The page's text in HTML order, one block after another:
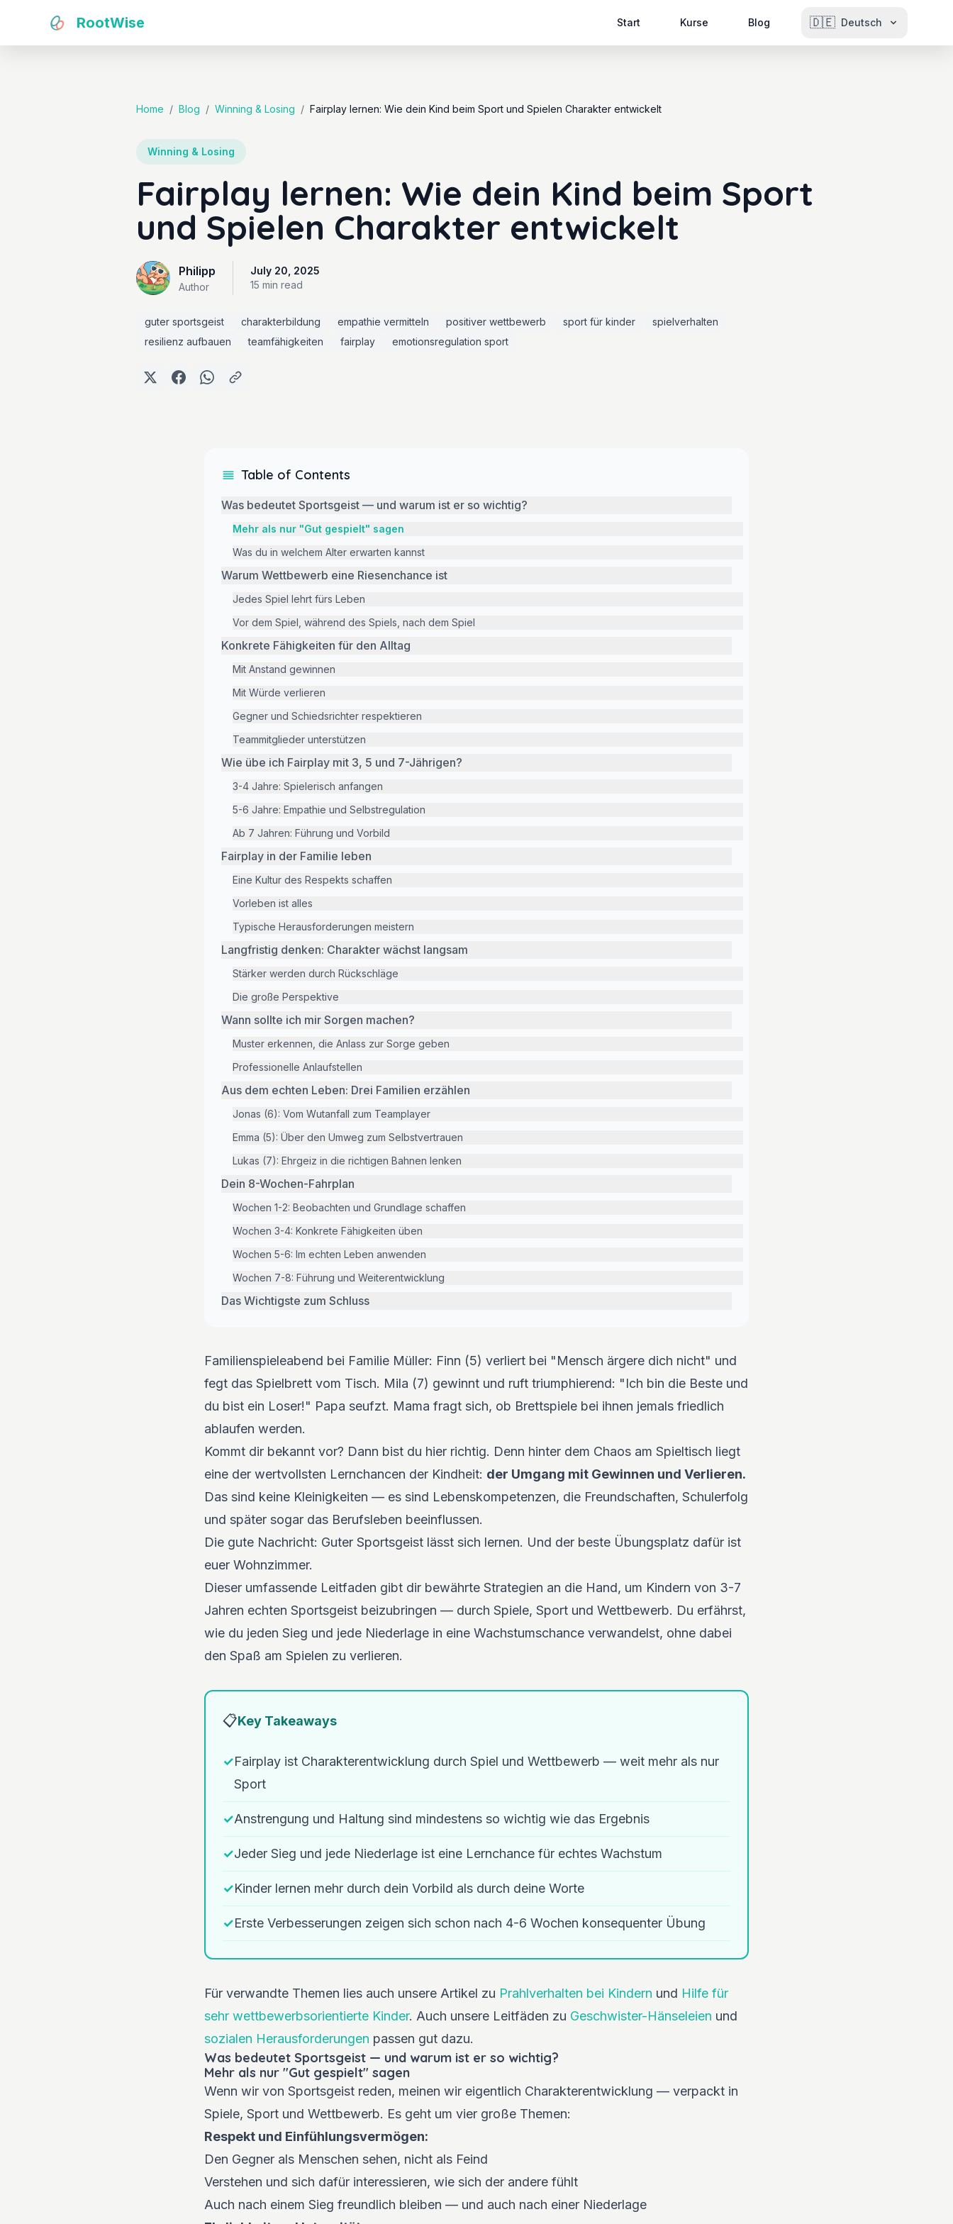
RootWise Start Kurse Blog 🇩🇪 Deutsch
Home / Blog / Winning & Losing / Fairplay lernen: Wie dein Kind beim Sport und Spielen Charakter entwickelt
Winning & Losing
Fairplay lernen: Wie dein Kind beim Sport
und Spielen Charakter entwickelt
Philipp
Author
July 20, 2025
15 min read
guter sportsgeist charakterbildung empathie vermitteln positiver wettbewerb sport für kinder
spielverhalten
resilienz aufbauen
teamfähigkeiten fairplay emotionsregulation sport
Table of Contents
Was bedeutet Sportsgeist — und warum ist er so wichtig?
Mehr als nur "Gut gespielt" sagen
Was du in welchem Alter erwarten kannst
Warum Wettbewerb eine Riesenchance ist
Jedes Spiel lehrt fürs Leben
Vor dem Spiel, während des Spiels, nach dem Spiel
Konkrete Fähigkeiten für den Alltag
Mit Anstand gewinnen
Mit Würde verlieren
Gegner und Schiedsrichter respektieren
Teammitglieder unterstützen
Wie übe ich Fairplay mit 3, 5 und 7-Jährigen?
3-4 Jahre: Spielerisch anfangen
5-6 Jahre: Empathie und Selbstregulation
Ab 7 Jahren: Führung und Vorbild
Fairplay in der Familie leben
Eine Kultur des Respekts schaffen
Vorleben ist alles
Typische Herausforderungen meistern
Langfristig denken: Charakter wächst langsam
Stärker werden durch Rückschläge
Die große Perspektive
Wann sollte ich mir Sorgen machen?
Muster erkennen, die Anlass zur Sorge geben
Professionelle Anlaufstellen
Aus dem echten Leben: Drei Familien erzählen
Jonas (6): Vom Wutanfall zum Teamplayer
Emma (5): Über den Umweg zum Selbstvertrauen
Lukas (7): Ehrgeiz in die richtigen Bahnen lenken
Dein 8-Wochen-Fahrplan
Wochen 1-2: Beobachten und Grundlage schaffen
Wochen 3-4: Konkrete Fähigkeiten üben
Wochen 5-6: Im echten Leben anwenden
Wochen 7-8: Führung und Weiterentwicklung
Das Wichtigste zum Schluss
Familienspieleabend bei Familie Müller: Finn (5) verliert bei "Mensch ärgere dich nicht" und
fegt das Spielbrett vom Tisch. Mila (7) gewinnt und ruft triumphierend: "Ich bin die Beste und
du bist ein Loser!" Papa seufzt. Mama fragt sich, ob Brettspiele bei ihnen jemals friedlich
ablaufen werden.
Kommt dir bekannt vor? Dann bist du hier richtig. Denn hinter dem Chaos am Spieltisch liegt
eine der wertvollsten Lernchancen der Kindheit: der Umgang mit Gewinnen und Verlieren.
Das sind keine Kleinigkeiten — es sind Lebenskompetenzen, die Freundschaften, Schulerfolg
und später sogar das Berufsleben beeinflussen.
Die gute Nachricht: Guter Sportsgeist lässt sich lernen. Und der beste Übungsplatz dafür ist
euer Wohnzimmer.
Dieser umfassende Leitfaden gibt dir bewährte Strategien an die Hand, um Kindern von 3-7
Jahren echten Sportsgeist beizubringen — durch Spiele, Sport und Wettbewerb. Du erfährst,
wie du jeden Sieg und jede Niederlage in eine Wachstumschance verwandelst, ohne dabei
den Spaß am Spielen zu verlieren.
📋Key Takeaways
✓Fairplay ist Charakterentwicklung durch Spiel und Wettbewerb — weit mehr als nur
Sport
✓Anstrengung und Haltung sind mindestens so wichtig wie das Ergebnis
✓Jeder Sieg und jede Niederlage ist eine Lernchance für echtes Wachstum
✓Kinder lernen mehr durch dein Vorbild als durch deine Worte
✓Erste Verbesserungen zeigen sich schon nach 4-6 Wochen konsequenter Übung
Für verwandte Themen lies auch unsere Artikel zu Prahlverhalten bei Kindern und Hilfe für
sehr wettbewerbsorientierte Kinder. Auch unsere Leitfäden zu Geschwister-Hänseleien und
sozialen Herausforderungen passen gut dazu.
Was bedeutet Sportsgeist — und warum ist er so wichtig?
Mehr als nur "Gut gespielt" sagen
Wenn wir von Sportsgeist reden, meinen wir eigentlich Charakterentwicklung — verpackt in
Spiele, Sport und Wettbewerb. Es geht um vier große Themen:
Respekt und Einfühlungsvermögen:
Den Gegner als Menschen sehen, nicht als Feind
Verstehen und sich dafür interessieren, wie sich der andere fühlt
Auch nach einem Sieg freundlich bleiben — und auch nach einer Niederlage